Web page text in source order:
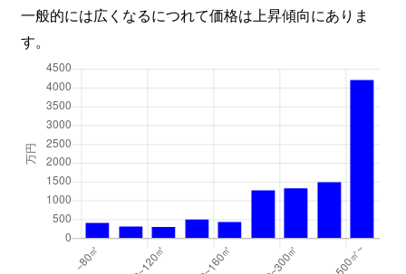
一般的には広くなるにつれて価格は上昇傾向にありま
す。